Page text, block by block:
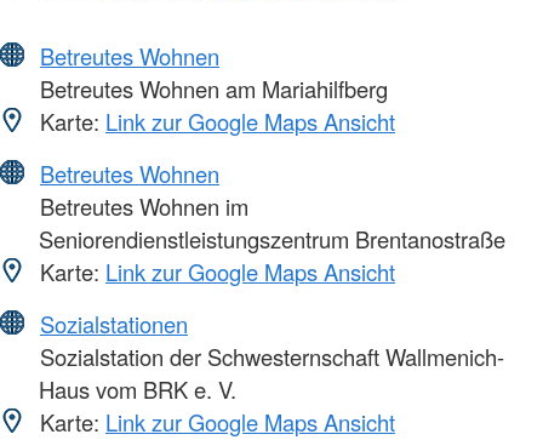
Betreutes Wohnen
Betreutes Wohnen am Mariahilfberg
Karte: Link zur Google Maps Ansicht
Betreutes Wohnen
Betreutes Wohnen im
Seniorendienstleistungszentrum Brentanostraße
Karte: Link zur Google Maps Ansicht
Sozialstationen
Sozialstation der Schwesternschaft Wallmenich-
Haus vom BRK e. V.
Karte: Link zur Google Maps Ansicht